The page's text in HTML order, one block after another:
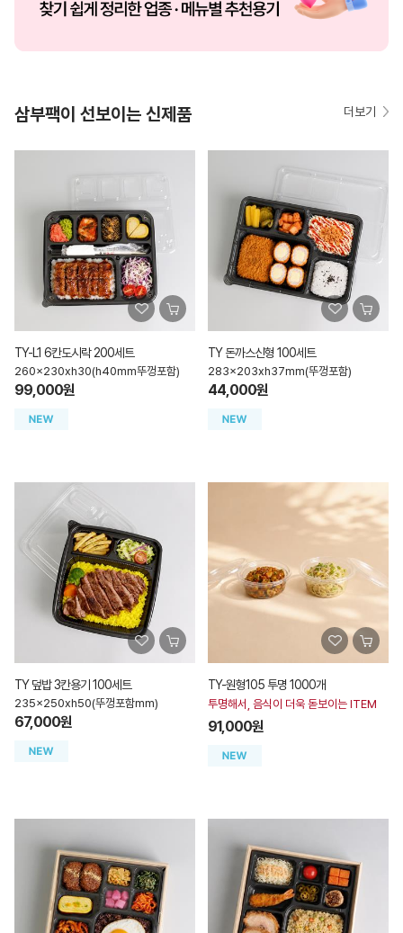
삼부팩이 선보이는 신제품 더보기
TY-L1 6칸도시락 200세트
260x230xh30(h40mm뚜껑포함)
99,000원
TY 돈까스신형 100세트
283x203xh37mm(뚜껑포함)
44,000원
TY 덮밥 3칸용기 100세트
235x250xh50(뚜껑포함mm)
67,000원
TY-원형105 투명 1000개
투명해서, 음식이 더욱 돋보이는 ITEM
91,000원